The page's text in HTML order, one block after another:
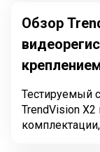
Обзор
Тестируемый
TrendVision